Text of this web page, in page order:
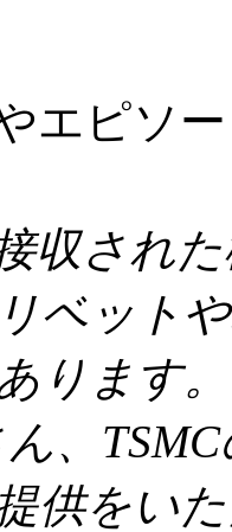
エピソ
収され
ベット
ります
ん、
供をい